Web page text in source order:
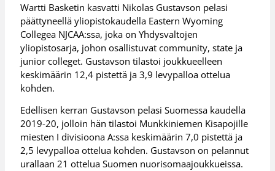
Wartti Basketin kasvatti Nikolas Gustavson pelasi
päättyneellä yliopistokaudella Eastern Wyoming
Collegea NJCAA:ssa, joka on Yhdysvaltojen
yliopistosarja, johon osallistuvat community, state ja
junior colleget. Gustavson tilastoi joukkueelleen
keskimäärin 12,4 pistettä ja 3,9 levypalloa ottelua
kohden.
Edellisen kerran Gustavson pelasi Suomessa kaudella
2019-20, jolloin hän tilastoi Munkkiniemen Kisapojille
miesten I divisioona A:ssa keskimäärin 7,0 pistettä ja
2,5 levypalloa ottelua kohden. Gustavson on pelannut
urallaan 21 ottelua Suomen nuorisomaajoukkueissa.